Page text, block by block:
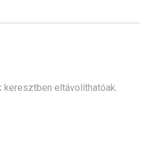
eltávolíthatóak.